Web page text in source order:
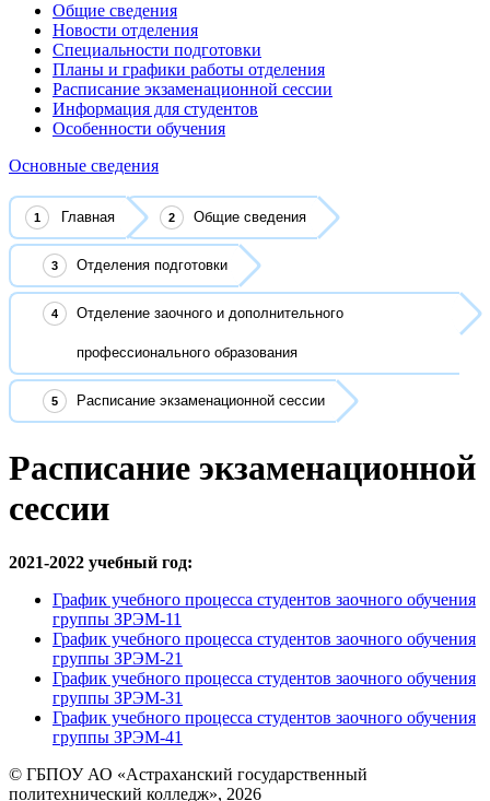
Общие сведения
Новости отделения
Специальности подготовки
Планы и графики работы отделения
Расписание экзаменационной сессии
Информация для студентов
Особенности обучения
Основные сведения
Главная Общие сведения
Отделения подготовки
Отделение заочного и дополнительного
профессионального образования
Расписание экзаменационной сессии
Расписание экзаменационной
сессии
2021-2022 учебный год:
График учебного процесса студентов заочного обучения
группы ЗРЭМ-11
График учебного процесса студентов заочного обучения
группы ЗРЭМ-21
График учебного процесса студентов заочного обучения
группы ЗРЭМ-31
График учебного процесса студентов заочного обучения
группы ЗРЭМ-41
© ГБПОУ АО «Астраханский государственный
политехнический колледж», 2026